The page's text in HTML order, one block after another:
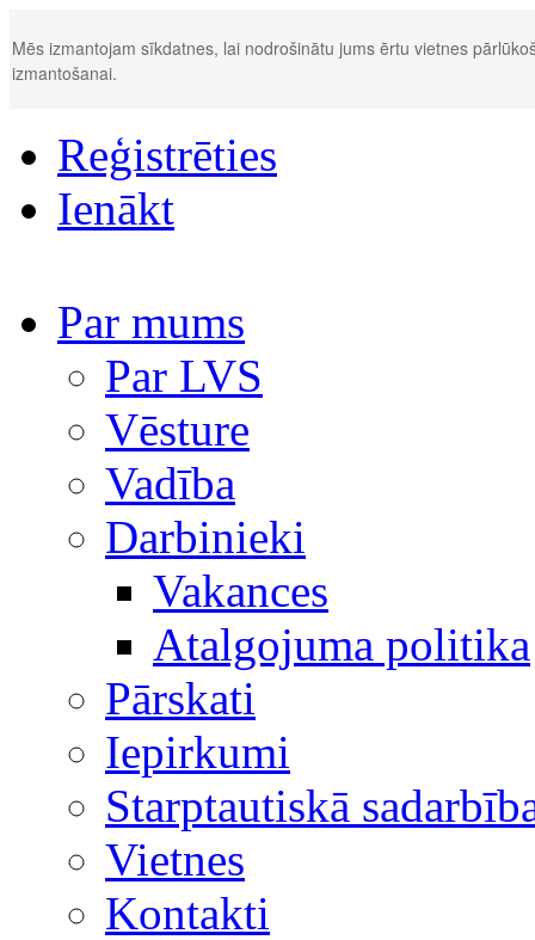
Mēs izmantojam sīkdatnes, lai nodrošinātu jums ērtu vietnes
izmantošanai.
Reģistrēties
Ienākt
Par mums
Par LVS
Vēsture
Vadība
Darbinieki
Vakances
Atalgojuma politika
Pārskati
Iepirkumi
Starptautiskā
Vietnes
Kontakti